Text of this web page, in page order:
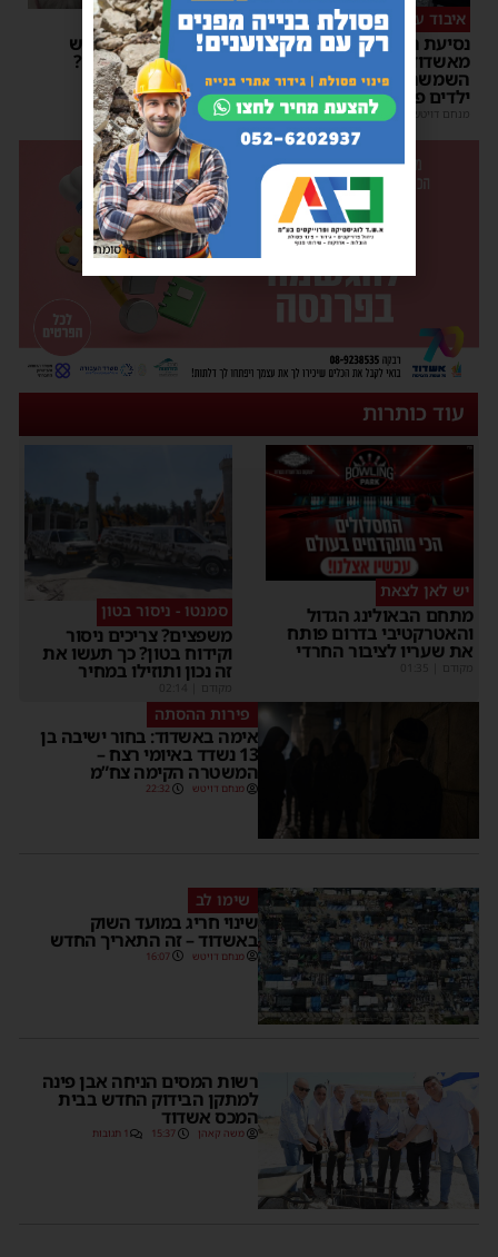
איבוד עשתונות
נסיעת האימים באוטובוס
מאשדוד: הנהג ניפץ את
השמשה לעיני הנוסעים –
ילדים פרצו בבכי
מנחם דויטש 11:34 | 1 תגובות
צפו
על מה שוחחו מ"מ ראש
העיר והחיד"א אברג׳ל?
יוסי יחזקאלי |
23:37
עוד כותרות
יש לאן לצאת
מתחם הבאולינג הגדול
והאטרקטיבי בדרום פותח
את שעריו לציבור החרדי
מקודם
סמנטו - ניסור בטון
משפצים? צריכים ניסור
וקידוח בטון? כך תעשו את
זה נכון ותוזילו במחיר
מקודם
פירות ההסתה
אימה באשדוד: בחור ישיבה בן
13 נשדד באיומי רצח –
המשטרה הקימה צח”מ
מנחם דויטש 22:32
שימו לב
שינוי חריג במועד השוק
באשדוד – זה התאריך החדש
מנחם דויטש 16:07
רשות המסים הניחה אבן פינה
למתקן הבידוק החדש בבית
המכס אשדוד
משה קאהן 15:37 1 תגובות
פרסומת